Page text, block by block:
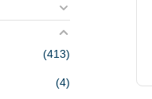
(413)
(4)